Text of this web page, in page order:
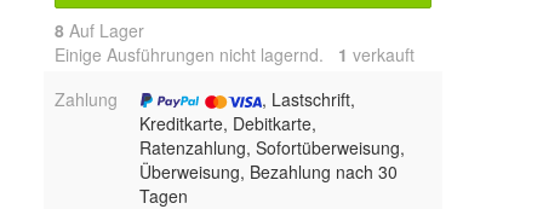
8 Auf Lager
Einige Ausführungen nicht lagernd. 1 verkauft
Zahlung
, Lastschrift,
Kreditkarte, Debitkarte,
Ratenzahlung, Sofortüberweisung,
Überweisung, Bezahlung nach 30
Tagen